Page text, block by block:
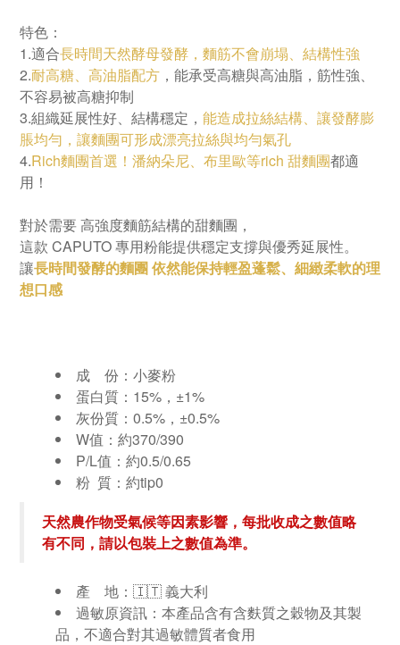
特色：
1.適合長時間天然酵母發酵，麵筋不會崩塌、結構性強
2.耐高糖、高油脂配方 ，能承受高糖與高油脂，筋性強、
不容易被高糖抑制
3.組織延展性好、結構穩定， 能造成拉絲結構、讓發酵膨
脹均勻，讓麵團可形成漂亮拉絲與均勻氣孔
4.Rich麵團首選！潘納朵尼、布里歐等rich 甜麵團都適
用！
對於需要 高強度麵筋結構的甜麵團，
這款 CAPUTO 專用粉能提供穩定支撐與優秀延展性。
讓長時間發酵的麵團依然能保持輕盈蓬鬆、細緻柔軟的理
想口感
成 份：小麥粉
蛋白質：15%，±1%
灰份質：0.5%，±0.5%
W值：約370/390
P/L值：約0.5/0.65
粉 質：約tip0
天然農作物受氣候等因素影響，每批收成之數值略
有不同，請以包裝上之數值為準。
產 地：🇮🇹 義大利
過敏原資訊：本產品含有含麩質之穀物及其製
品，不適合對其過敏體質者食用